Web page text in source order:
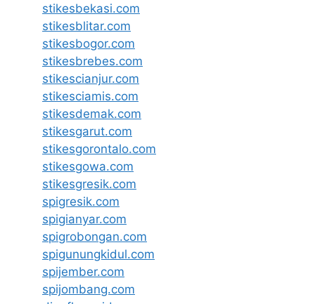
stikesbekasi.com
stikesblitar.com
stikesbogor.com
stikesbrebes.com
stikescianjur.com
stikesciamis.com
stikesdemak.com
stikesgarut.com
stikesgorontalo.com
stikesgowa.com
stikesgresik.com
spigresik.com
spigianyar.com
spigrobongan.com
spigunungkidul.com
spijember.com
spijombang.com